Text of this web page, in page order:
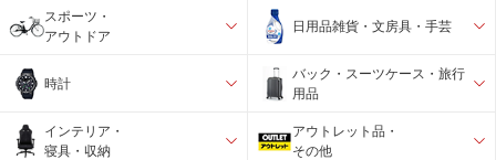
スポーツ・
アウトドア
日用品雑貨・文房具・手芸
時計
バック・スーツケース・旅行
用品
インテリア・
寝具・収納
アウトレット品・
その他